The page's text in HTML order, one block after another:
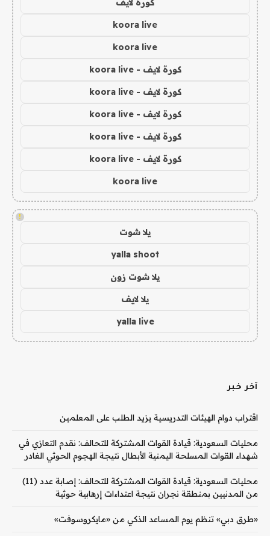
koora live
koora live
كورة لايف - koora live
كورة لايف - koora live
كورة لايف - koora live
كورة لايف - koora live
كورة لايف - koora live
koora live
!
يلا شوت
yalla shoot
يلا شوت زون
يلا لايف
yalla live
آخر خبر
اقتراب دوام الهيئات التدريسية يزيد الطلب على المعلمين
محليات السعودية: قيادة القوات المشتركة للتحالف: نقدم التعازي في
شهداء القوات المسلحة اليمنية الأبطال نتيجة الهجوم الحوثي الغادر
محليات السعودية: قيادة القوات المشتركة للتحالف: إصابة عدد (11)
من المدنيين بمنطقة نجران نتيجة اعتداءات إرهابية حوثية
«طرق دبي» تنظم يوم المساعد الذكي من «مايكروسوفت»